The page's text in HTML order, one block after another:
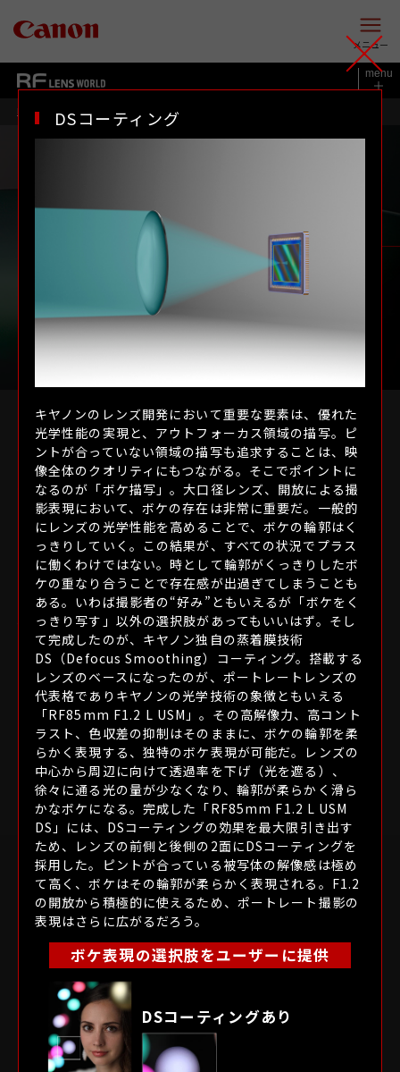
DSコーティング
キヤノンのレンズ開発において重要な要素は、優れた
光学性能の実現と、アウトフォーカス領域の描写。ピ
ントが合っていない領域の描写も追求することは、映
像全体のクオリティにもつながる。そこでポイントに
なるのが「ボケ描写」。大口径レンズ、開放による撮
影表現において、ボケの存在は非常に重要だ。一般的
にレンズの光学性能を高めることで、ボケの輪郭はく
っきりしていく。この結果が、すべての状況でプラス
に働くわけではない。時として輪郭がくっきりしたボ
ケの重なり合うことで存在感が出過ぎてしまうことも
ある。いわば撮影者の“好み”ともいえるが「ボケをく
っきり写す」以外の選択肢があってもいいはず。そし
て完成したのが、キヤノン独自の蒸着膜技術
DS（Defocus Smoothing）コーティング。搭載する
レンズのベースになったのが、ポートレートレンズの
代表格でありキヤノンの光学技術の象徴ともいえる
「RF85mm F1.2 L USM」。その高解像力、高コント
ラスト、色収差の抑制はそのままに、ボケの輪郭を柔
らかく表現する、独特のボケ表現が可能だ。レンズの
中心から周辺に向けて透過率を下げ（光を遮る）、
徐々に通る光の量が少なくなり、輪郭が柔らかく滑ら
かなボケになる。完成した「RF85mm F1.2 L USM
DS」には、DSコーティングの効果を最大限引き出す
ため、レンズの前側と後側の2面にDSコーティングを
採用した。ピントが合っている被写体の解像感は極め
て高く、ボケはその輪郭が柔らかく表現される。F1.2
の開放から積極的に使えるため、ポートレート撮影の
表現はさらに広がるだろう。
ボケ表現の選択肢をユーザーに提供
DSコーティングあり
メニュー
menu
RF LENS WORLD Lレンズの世界
Lレンズの世界
テクノロジー
光学技術、駆動系の技術、耐久性・堅牢性の技術、
そのすべてにおいて常に革新を追求するLレンズ。
従来の技術に止まらず、常に新しい可能性に挑み、
時代を切り拓く技術を世に送り出してきました。
これまでLレンズに採用してきた、キヤノン独自の
さまざまな技術をご紹介します。
光学技術
蛍石
妥協のないレンズ作りは、素材そのものの創造から
UDレンズ
L を支える高度なレンズ技術